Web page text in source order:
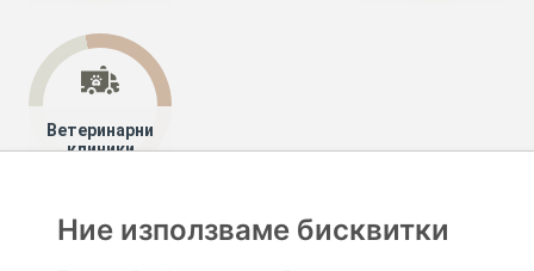
Ветеринарни
клиники
Специалисти
Ние използваме бисквитки